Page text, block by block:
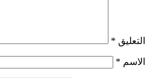
التعليق *
الاسم *